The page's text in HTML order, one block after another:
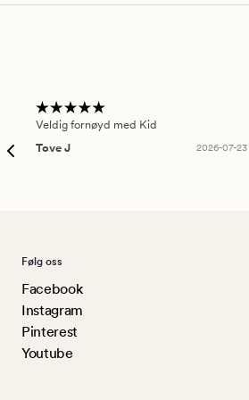
Veldig fornøyd med Kid
Tove J
2026-07-23
Følg oss
Facebook
Instagram
Pinterest
Youtube